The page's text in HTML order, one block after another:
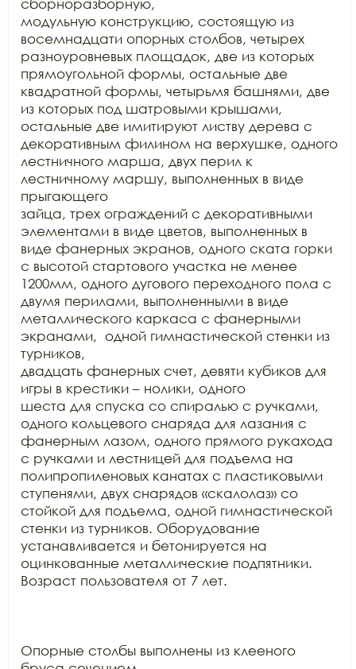
сборноразборную,
модульную конструкцию, состоящую из
восемнадцати опорных столбов, четырех
разноуровневых площадок, две из которых
прямоугольной формы, остальные две
квадратной формы, четырьмя башнями, две
из которых под шатровыми крышами,
остальные две имитируют листву дерева с
декоративным филином на верхушке, одного
лестничного марша, двух перил к
лестничному маршу, выполненных в виде
прыгающего
зайца, трех ограждений с декоративными
элементами в виде цветов, выполненных в
виде фанерных экранов, одного ската горки
с высотой стартового участка не менее
1200мм, одного дугового переходного пола с
двумя перилами, выполненными в виде
металлического каркаса с фанерными
экранами,  одной гимнастической стенки из
турников,
двадцать фанерных счет, девяти кубиков для
игры в крестики – нолики, одного
шеста для спуска со спиралью с ручками,
одного кольцевого снаряда для лазания с
фанерным лазом, одного прямого рукахода
с ручками и лестницей для подъема на
полипропиленовых канатах с пластиковыми
ступенями, двух снарядов «скалолаз» со
стойкой для подъема, одной гимнастической
стенки из турников. Оборудование
устанавливается и бетонируется на
оцинкованные металлические подпятники.
Возраст пользователя от 7 лет.
Опорные столбы выполнены из клееного